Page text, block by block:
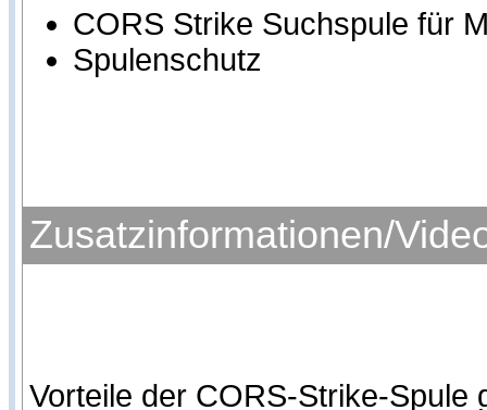
CORS Strike Suchspule für
Spulenschutz
Zusatzinformationen/
Vorteile der CORS-Strike-Spule